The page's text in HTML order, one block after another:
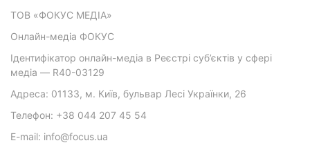
ТОВ «ФОКУС МЕДІА»
Онлайн-медіа ФОКУС
Ідентифікатор онлайн-медіа в Реєстрі суб’єктів у сфері
медіа — R40-03129
Адреса: 01133, м. Київ, бульвар Лесі Українки, 26
Телефон: +38 044 207 45 54
E-mail: info@focus.ua